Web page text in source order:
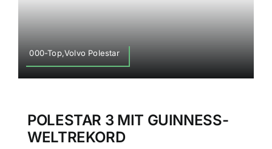
000-Top,Volvo Polestar
POLESTAR 3 MIT GUINNESS-
WELTREKORD